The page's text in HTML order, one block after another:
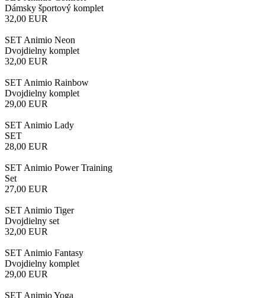
Dámsky športový komplet
32,00 EUR
SET Animio Neon
Dvojdielny komplet
32,00 EUR
SET Animio Rainbow
Dvojdielny komplet
29,00 EUR
SET Animio Lady
SET
28,00 EUR
SET Animio Power Training
Set
27,00 EUR
SET Animio Tiger
Dvojdielny set
32,00 EUR
SET Animio Fantasy
Dvojdielny komplet
29,00 EUR
SET Animio Yoga